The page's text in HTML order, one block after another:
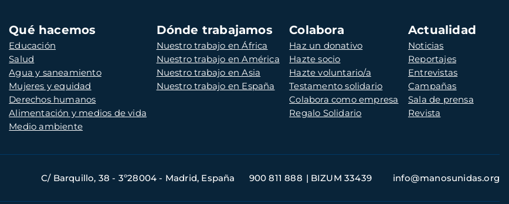
Qué hacemos
Educación
Salud
Agua y saneamiento
Mujeres y equidad
Derechos humanos
Alimentación y medios de vida
Medio ambiente
Dónde trabajamos
Nuestro trabajo en África
Nuestro trabajo en América
Nuestro trabajo en Asia
Nuestro trabajo en España
Colabora
Haz un donativo
Hazte socio
Hazte voluntario/a
Testamento solidario
Colabora como empresa
Regalo Solidario
Actualidad
Noticias
Reportajes
Entrevistas
Campañas
Sala de prensa
Revista
C/ Barquillo, 38 - 3º28004 - Madrid, España 900 811 888 BIZUM 33439 info@manosunidas.org